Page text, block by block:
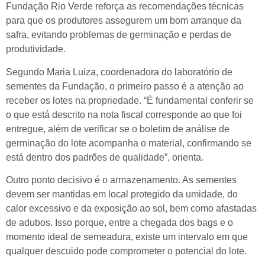
Fundação Rio Verde reforça as recomendações técnicas
para que os produtores assegurem um bom arranque da
safra, evitando problemas de germinação e perdas de
produtividade.
Segundo Maria Luiza, coordenadora do laboratório de
sementes da Fundação, o primeiro passo é a atenção ao
receber os lotes na propriedade. “É fundamental conferir se
o que está descrito na nota fiscal corresponde ao que foi
entregue, além de verificar se o boletim de análise de
germinação do lote acompanha o material, confirmando se
está dentro dos padrões de qualidade”, orienta.
Outro ponto decisivo é o armazenamento. As sementes
devem ser mantidas em local protegido da umidade, do
calor excessivo e da exposição ao sol, bem como afastadas
de adubos. Isso porque, entre a chegada dos bags e o
momento ideal de semeadura, existe um intervalo em que
qualquer descuido pode comprometer o potencial do lote.